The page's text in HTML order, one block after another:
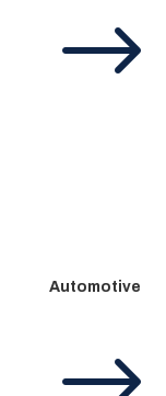
$
Automotive